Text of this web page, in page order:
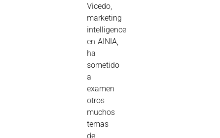
Vicedo,
marketing
intelligence
en AINIA,
ha
sometido
a
examen
otros
muchos
temas
de